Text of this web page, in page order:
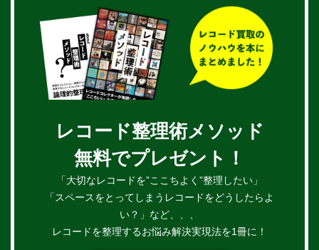
レコード整理術メソッド
無料でプレゼント！
「大切なレコードを”ここちよく”整理したい」
「スペースをとってしまうレコードをどうしたらよ
い？」など、、、
レコードを整理するお悩み解決実現法を1冊に！